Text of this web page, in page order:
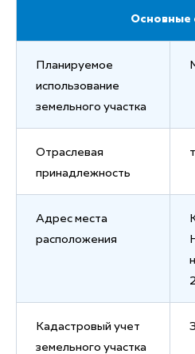
Основные
Планируемое
использование
земельного участка
Отраслевая
принадлежность
Адрес места
расположения
Кадастровый учет
земельного участка